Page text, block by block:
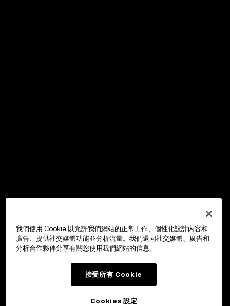
我們使用 Cookie 以允許我們網站的正常工作、個性化設計內容和
廣告、提供社交媒體功能並分析流量。我們還同社交媒體、廣告和
分析合作夥伴分享有關您使用我們網站的信息。
接受所有 Cookie
Cookies 設定